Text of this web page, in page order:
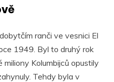
ranči ve vesnici El
1949. Byl to druhý rok
Kolumbijců opustily
Tehdy byla v